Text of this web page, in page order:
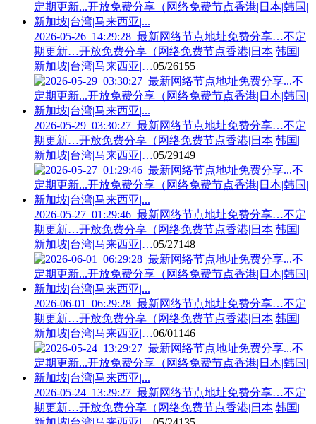
2026-05-26_14:29:28_最新网络节点地址免费分享…不定
期更新…开放免费分享（网络免费节点香港|日本|韩国|
新加坡|台湾|马来西亚|…05/26155
2026-05-29_03:30:27_最新网络节点地址免费分享…不定
期更新…开放免费分享（网络免费节点香港|日本|韩国|
新加坡|台湾|马来西亚|…05/29149
2026-05-27_01:29:46_最新网络节点地址免费分享…不定
期更新…开放免费分享（网络免费节点香港|日本|韩国|
新加坡|台湾|马来西亚|…05/27148
2026-06-01_06:29:28_最新网络节点地址免费分享…不定
期更新…开放免费分享（网络免费节点香港|日本|韩国|
新加坡|台湾|马来西亚|…06/01 146
2026-05-24_13:29:27_最新网络节点地址免费分享…不定
期更新…开放免费分享（网络免费节点香港|日本|韩国|